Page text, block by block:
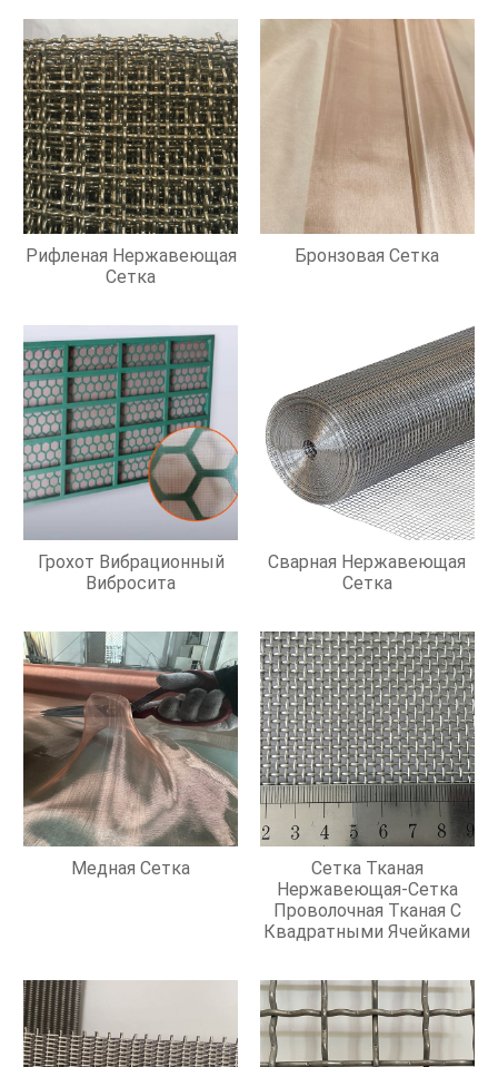
Рифленая Нержавеющая
Сетка
Бронзовая Сетка
Грохот Вибрационный
Вибросита
Сварная Нержавеющая
Сетка
Медная Сетка
Сетка Тканая
Нержавеющая-Сетка
Проволочная Тканая С
Квадратными Ячейками